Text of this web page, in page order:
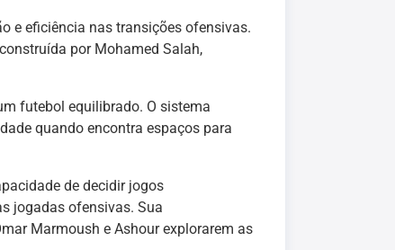
e eficiência nas transições ofensivas.
por Mohamed Salah,
futebol equilibrado. O sistema
quando encontra espaços para
de decidir jogos
jogadas ofensivas. Sua
Marmoush e Ashour explorarem as